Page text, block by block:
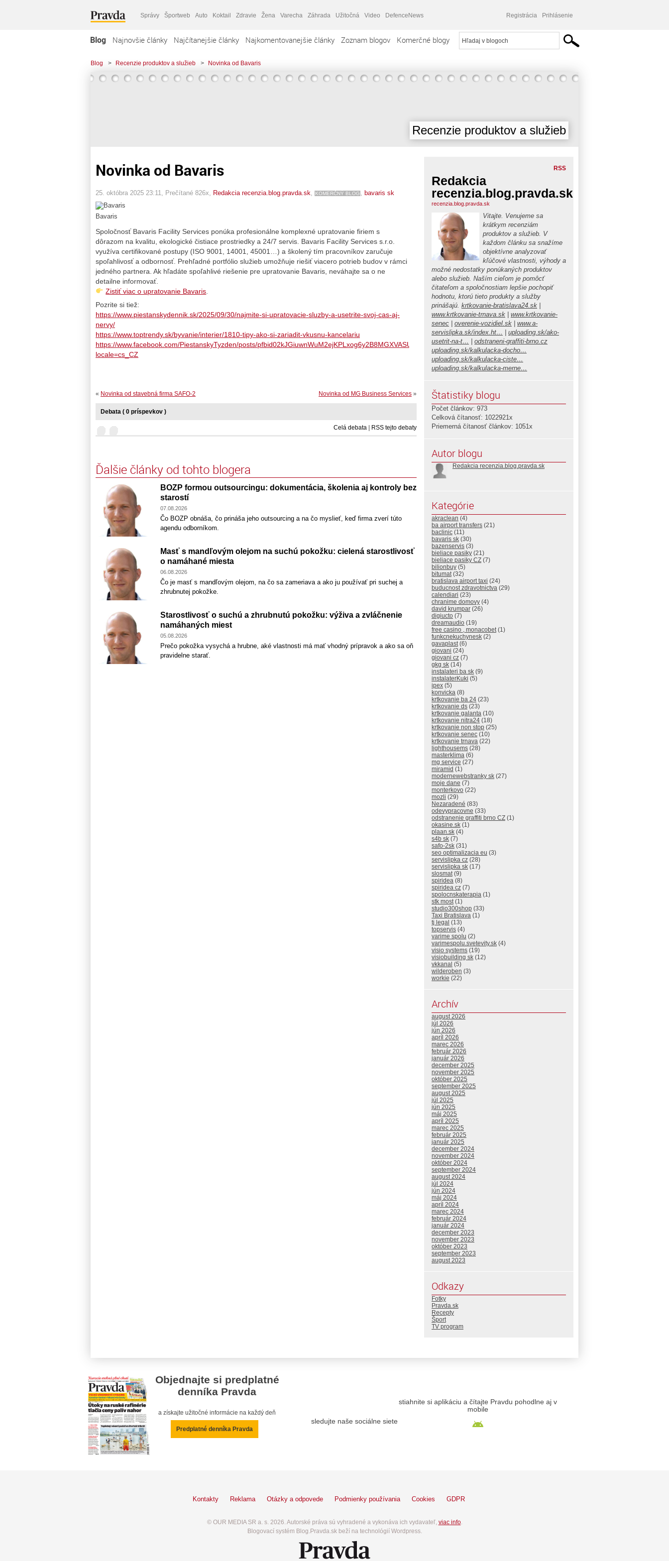
Správy Športweb Auto Koktail Zdravie Žena Varecha Záhrada Užitočná Video DefenceNews Registrácia Prihlásenie
Blog Najnovšie články Najčítanejšie články Najkomentovanejšie články Zoznam blogov Komerčné blogy
Blog > Recenzie produktov a služieb > Novinka od Bavaris
Recenzie produktov a služieb
Novinka od Bavaris
25. októbra 2025 23:11 , Prečítané 826x, Redakcia recenzia.blog.pravda.sk KOMERČNÝ BLOG bavaris sk
Bavaris
Spoločnosť Bavaris Facility Services ponúka profesionálne komplexné upratovanie firiem s
dôrazom na kvalitu, ekologické čistiace prostriedky a 24/7 servis. Bavaris Facility Services s.r.o.
využíva certifikované postupy (ISO 9001, 14001, 45001…) a školený tím pracovníkov zaručuje
spoľahlivosť a odbornosť. Prehľadné portfólio služieb umožňuje riešiť viacero potrieb budov v rámci
jedného partnera. Ak hľadáte spoľahlivé riešenie pre upratovanie Bavaris, neváhajte sa o ne
detailne informovať.
Zistiť viac o upratovanie Bavaris
Pozrite si tiež:
https://www.piestanskydennik.sk/2025/09/30/najmite-si-upratovacie-sluzby-a-usetrite-svoj-cas-aj-
nervy/
https://www.toptrendy.sk/byvanie/interier/1810-tipy-ako-si-zariadit-vkusnu-kancelariu
https://www.facebook.com/PiestanskyTyzden/posts/pfbid02kJGiuwnWuM2ejKPLxog6y2B8MGXVASUHGLuhu7S3CuGVueDrtJXiaU6LnuiWZLqRl?
locale=cs_CZ
Novinka od MG Business Services »
« Novinka od stavebná firma SAFO-2
Debata ( 0 príspevkov )
Celá debata RSS tejto debaty
Ďalšie články od tohto blogera
BOZP formou outsourcingu: dokumentácia, školenia aj kontroly bez
starostí
07.08.2026
Čo BOZP obnáša, čo prináša jeho outsourcing a na čo myslieť, keď firma zverí túto
agendu odborníkom.
Masť s mandľovým olejom na suchú pokožku: cielená starostlivosť
o namáhané miesta
06.08.2026
Čo je masť s mandľovým olejom, na čo sa zameriava a ako ju používať pri suchej a
zhrubnutej pokožke.
Starostlivosť o suchú a zhrubnutú pokožku: výživa a zvláčnenie
namáhaných miest
05.08.2026
Prečo pokožka vysychá a hrubne, aké vlastnosti má mať vhodný prípravok a ako sa oň
pravidelne starať.
RSS
Redakcia
recenzia.blog.pravda.sk
recenzia.blog.pravda.sk
Vitajte. Venujeme sa
krátkym recenziám
produktov a služieb. V
každom článku sa snažíme
objektívne analyzovať
kľúčové vlastnosti, výhody a
možné nedostatky ponúkaných produktov
alebo služieb. Naším cieľom je pomôcť
čitateľom a spoločnostiam lepšie pochopiť
hodnotu, ktorú tieto produkty a služby
prinášajú. krtkovanie-bratislava24.sk
www.krtkovanie-trnava.sk
www.krtkovanie-
senec
overenie-vozidiel.sk
www.a-
servislipka.sk/index.ht…
uploading.sk/ako-
usetrit-na-t…
odstraneni-graffiti-brno.cz
uploading.sk/kalkulacka-docho…
uploading.sk/kalkulacka-ciste…
uploading.sk/kalkulacka-merne…
Štatistiky blogu
Počet článkov: 973
Celková čítanosť: 1022921x
Priemerná čítanosť článkov: 1051x
Autor blogu
Redakcia recenzia.blog.pravda.sk
Kategórie
akraclean (4)
ba airport transfers (21)
baclinic (11)
bavaris sk (30)
bazenservis (3)
bieliace pasiky (21)
bieliace pasiky CZ (7)
bilionbuy (5)
bitumat(32)
bratislava airport taxi (24)
buducnost zdravotnictva (29)
calendiari (23)
chranime domovy (4)
david krumpar (26)
digiucto (7)
dreamaudio (19)
free casino , monacobet(1)
funkcnekuchynesk (2)
gavaplast(6)
giovani (24)
giovani cz (7)
gkg sk (14)
instalateri ba sk (9)
instalaterKuki (5)
ipex (5)
konvicka (8)
krtkovanie ba 24 (23)
krtkovanie ds (23)
krtkovanie galanta (10)
krtkovanie nitra24 (18)
krtkovanie non stop (25)
krtkovanie senec (10)
krtkovanie trnava (22)
lighthousems (28)
masterklima (6)
mg service (27)
miramid (1)
modernewebstranky sk (27)
moje dane (7)
monterkovo (22)
mozli (29)
Nezaradené (83)
odevypracovne (33)
odstranenie graffiti brno CZ (1)
okasine.sk (1)
plaan.sk (4)
s4b sk (7)
safo-2sk (31)
seo optimalizacia eu (3)
servislipka cz (28)
servislipka sk (17)
slosmat(9)
spiridea (8)
spiridea cz (7)
spolocnskaterapia (1)
stk most(1)
studio300shop (33)
Taxi Bratislava (1)
tj legal (13)
topservis (4)
varime spolu (2)
varimespolu.svetevity.sk (4)
visio systems (19)
visiobuilding sk (12)
vkkanal (5)
wilderoben (3)
workie (22)
Archív
august 2026
júl 2026
jún 2026
apríl 2026
marec 2026
február 2026
január 2026
december 2025
november 2025
október 2025
september 2025
august 2025
júl 2025
jún 2025
máj 2025
apríl 2025
marec 2025
február 2025
január 2025
december 2024
november 2024
október 2024
september 2024
august 2024
júl 2024
jún 2024
máj 2024
apríl 2024
marec 2024
február 2024
január 2024
december 2023
november 2023
október 2023
september 2023
august 2023
Odkazy
Fotky
Pravda.sk
Recepty
Šport
TV program
Objednajte si predplatné
denníka Pravda
a získajte užitočné informácie na každý deň
Predplatné denníka Pravda
sledujte naše sociálne siete
stiahnite si aplikáciu a čítajte Pravdu pohodlne aj v
mobile
Kontakty Reklama Otázky a odpovede Podmienky používania Cookies GDPR
© OUR MEDIA SR a. s. 2026. Autorské práva sú vyhradené a vykonáva ich vydavateľ, viac info.
Blogovací systém Blog.Pravda.sk beží na technológií Wordpress.